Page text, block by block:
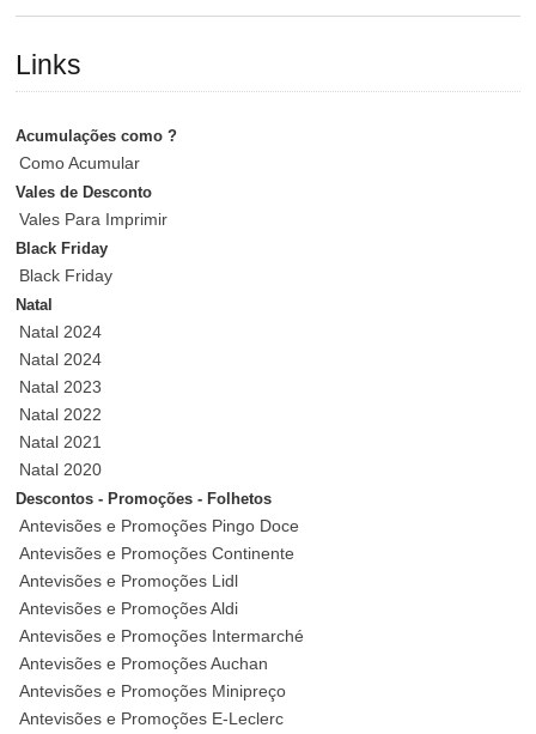
Links
Acumulações como ?
Como Acumular
Vales de Desconto
Vales Para Imprimir
Black Friday
Black Friday
Natal
Natal 2024
Natal 2024
Natal 2023
Natal 2022
Natal 2021
Natal 2020
Descontos - Promoções - Folhetos
Antevisões e Promoções Pingo Doce
Antevisões e Promoções Continente
Antevisões e Promoções Lidl
Antevisões e Promoções Aldi
Antevisões e Promoções Intermarché
Antevisões e Promoções Auchan
Antevisões e Promoções Minipreço
Antevisões e Promoções E-Leclerc